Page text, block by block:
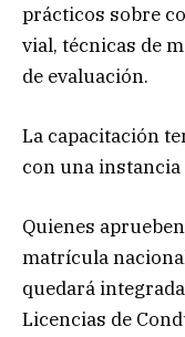
prácticos sobre
vial, técnicas de
de evaluación.
La capacitación
con una
Quienes
matrícula
quedará
Licencias de